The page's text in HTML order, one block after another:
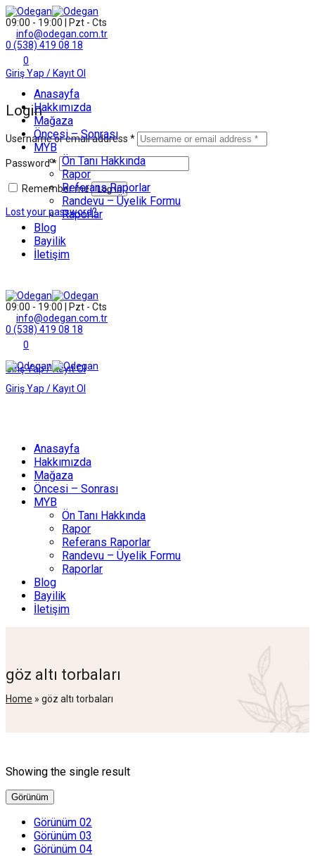
09:00 - 19:00 | Pzt - Cts
info@odegan.com.tr
0 (538) 419 08 18
0
Giriş Yap / Kayıt Ol
Login
Username or email address *
Password*
Remember me Log in
Lost your password?
Anasayfa
Hakkımızda
Mağaza
Öncesi – Sonrası
MYB
Ön Tanı Hakkında
Rapor
Referans Raporlar
Randevu – Üyelik Formu
Raporlar
Blog
Bayilik
İletişim
09:00 - 19:00 | Pzt - Cts
info@odegan.com.tr
0 (538) 419 08 18
0
Giriş Yap / Kayıt Ol
Giriş Yap / Kayıt Ol
Anasayfa
Hakkımızda
Mağaza
Öncesi – Sonrası
MYB
Ön Tanı Hakkında
Rapor
Referans Raporlar
Randevu – Üyelik Formu
Raporlar
Blog
Bayilik
İletişim
göz altı torbaları
Home » göz altı torbaları
Showing the single result
Görünüm
Görünüm 02
Görünüm 03
Görünüm 04